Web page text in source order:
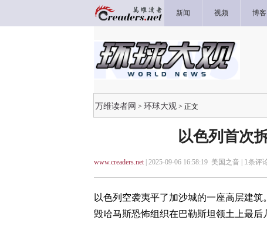
新闻 视频 博客
万维读者网 > 环球大观 > 正文
以色列首次
www.creaders.net| 2025-09-06 16:58:19 美国之音 | 1条评
以色列空袭夷平了加沙城的一座高层建
毁哈马斯恐怖组织在巴勒斯坦领土上最后